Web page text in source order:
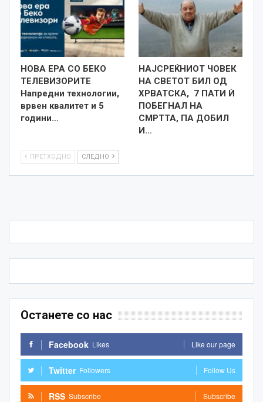
НОВА ЕРА СО БЕКО
ТЕЛЕВИЗОРИТЕ
Напредни технологии,
врвен квалитет и 5
години…
НАЈСРЕЌНИОТ ЧОВЕК
НА СВЕТОТ БИЛ ОД
ХРВАТСКА, 7 ПАТИ Ѝ
ПОБЕГНАЛ НА
СМРТТА, ПА ДОБИЛ
И…
ПРЕТХОДНО СЛЕДНО
Останете со нас
Facebook Likes Like our page
Twitter Followers Follow Us
RSS Subscribe Subscribe